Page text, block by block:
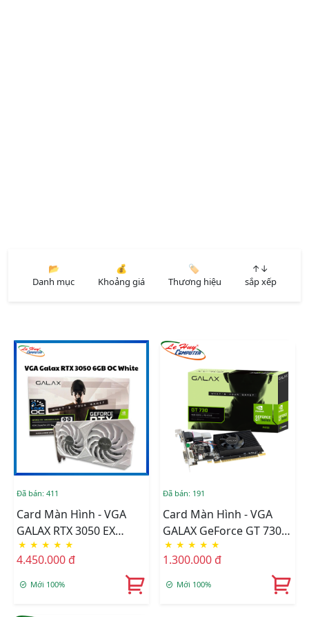
📂
Danh mục
💰
Khoảng giá
🏷️
Thương hiệu
↑↓
sắp xếp
Đã bán: 411
Card Màn Hình - VGA
GALAX RTX 3050 EX
WHITE D6 6GB DVI (1
Click OC)
★ ★ ★ ★ ★
4.450.000 đ
Mới 100%
Đã bán: 191
Card Màn Hình - VGA
GALAX GeForce GT 730
4GB DDR3
★ ★ ★ ★ ★
1.300.000 đ
Mới 100%